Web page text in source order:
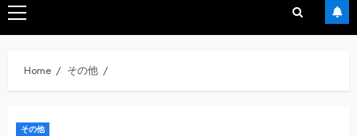
Primary
Menu
Home その他
その他